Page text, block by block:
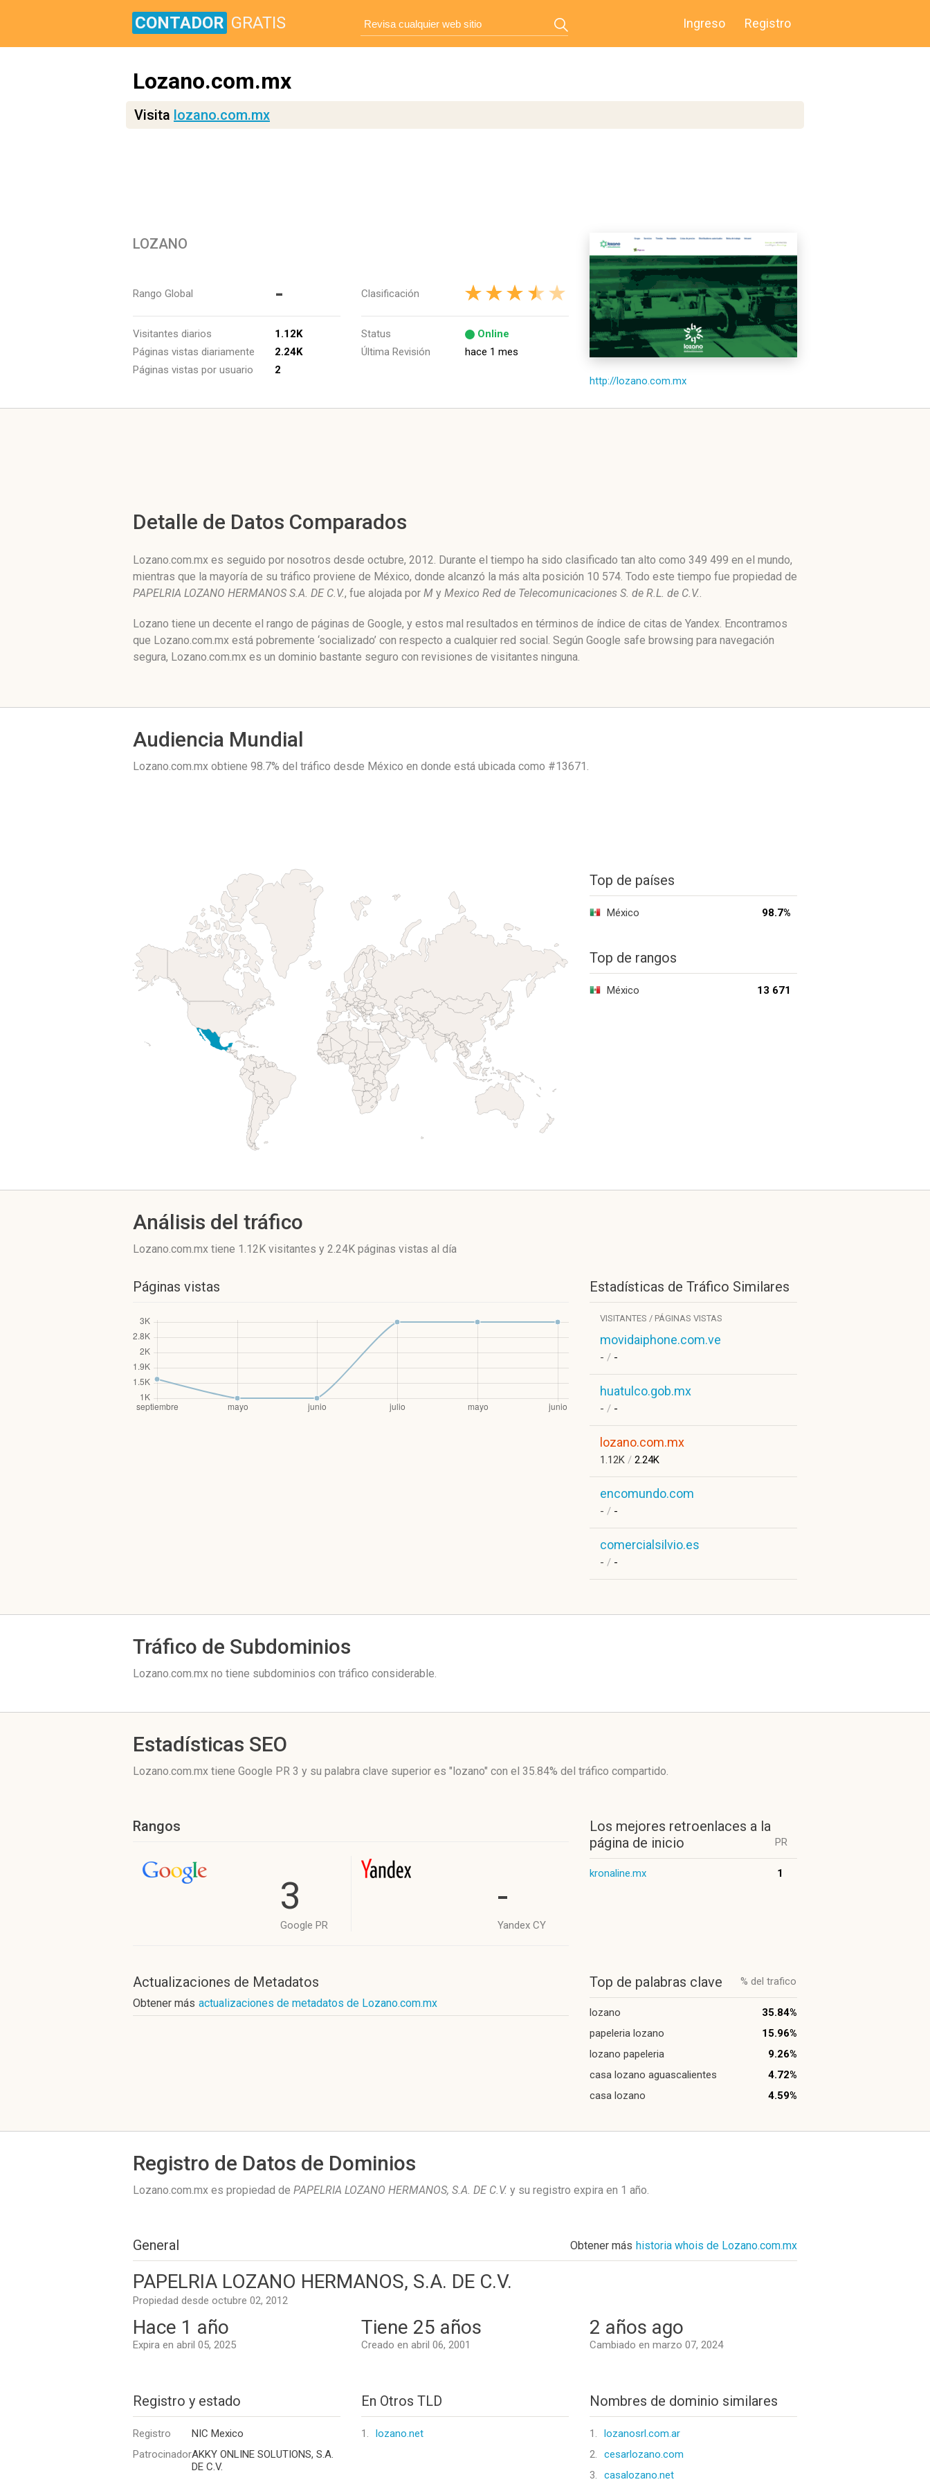
CONTADOR GRATIS Ingreso Registro
Lozano.com.mx
Visita lozano.com.mx
LOZANO
Rango Global -
Visitantes diarios
1.12K
Páginas vistas diariamente
2.24K
Páginas vistas por usuario
2
Clasificación
Status
Online
Última Revisión
hace 1 mes
http://lozano.com.mx
Detalle de Datos Comparados
Lozano.com.mx es seguido por nosotros desde octubre, 2012. Durante el tiempo ha sido clasificado tan alto como 349 499 en el mundo,
mientras que la mayoría de su tráfico proviene de México, donde alcanzó la más alta posición 10 574. Todo este tiempo fue propiedad de
PAPELRIA LOZANO HERMANOS S.A. DE C.V., fue alojada por M y Mexico Red de Telecomunicaciones S. de R.L. de C.V..
Lozano tiene un decente el rango de páginas de Google, y estos mal resultados en términos de índice de citas de Yandex. Encontramos
que Lozano.com.mx está pobremente ‘socializado’ con respecto a cualquier red social. Según Google safe browsing para navegación
segura, Lozano.com.mx es un dominio bastante seguro con revisiones de visitantes ninguna.
Audiencia Mundial
Lozano.com.mx obtiene 98.7% del tráfico desde México en donde está ubicada como #13671.
Top de países
México 98.7%
Top de rangos
México 13 671
Análisis del tráfico
Lozano.com.mx tiene 1.12K visitantes y 2.24K páginas vistas al día
Páginas vistas Estadísticas de Tráfico Similares
VISITANTES / PÁGINAS VISTAS
movidaiphone.com.ve
- / -
huatulco.gob.mx
- / -
lozano.com.mx
1.12K / 2.24K
encomundo.com
- / -
comercialsilvio.es
- / -
Tráfico de Subdominios
Lozano.com.mx no tiene subdominios con tráfico considerable.
Estadísticas SEO
Lozano.com.mx tiene Google PR 3 y su palabra clave superior es "lozano" con el 35.84% del tráfico compartido.
Rangos
3
Google PR
-
Yandex CY
Actualizaciones de Metadatos
Obtener más actualizaciones de metadatos de Lozano.com.mx
Los mejores retroenlaces a la
página de inicio
PR
kronaline.mx 1
Top de palabras clave % del trafico
lozano
35.84%
papeleria lozano
15.96%
lozano papeleria
9.26%
casa lozano aguascalientes
4.72%
casa lozano
4.59%
Registro de Datos de Dominios
Lozano.com.mx es propiedad de PAPELRIA LOZANO HERMANOS, S.A. DE C.V. y su registro expira en 1 año.
General Obtener más historia whois de Lozano.com.mx
PAPELRIA LOZANO HERMANOS, S.A. DE C.V.
Propiedad desde octubre 02, 2012
Hace 1 año
Expira en abril 05, 2025
Tiene 25 años
Creado en abril 06, 2001
2 años ago
Cambiado en marzo 07, 2024
Registro y estado
Registro
NIC Mexico
PatrocinadorAKKY ONLINE SOLUTIONS, S.A.
DE C.V.
En Otros TLD
1. lozano.net
Nombres de dominio similares
1.
lozanosrl.com.ar
2.
cesarlozano.com
3.
casalozano.net